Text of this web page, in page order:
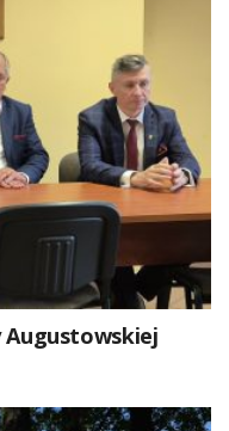
Augustowskiej